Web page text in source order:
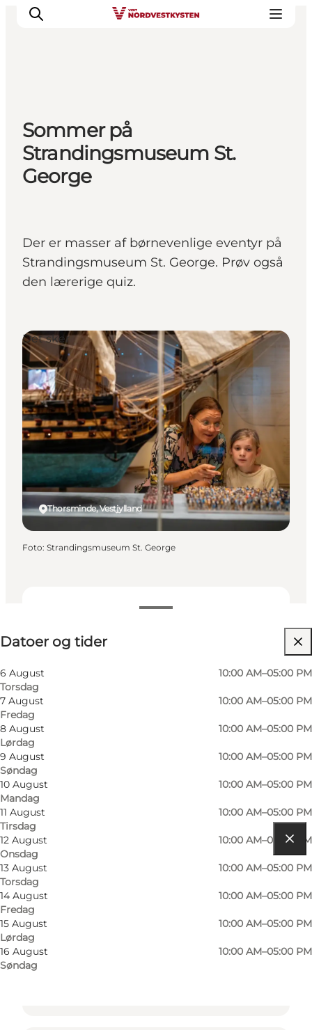
Feriesteder
Inspiration
Handicapvenlig ferie
Events
Sommer på
Strandingsmuseum St.
George
Der er masser af børnevenlige eventyr på
Strandingsmuseum St. George. Prøv også
den lærerige quiz.
Datoer og tider
6 August
Torsdag
10:00 AM–05:00 PM
7 August
Fredag
10:00 AM–05:00 PM
8 August
Lørdag
10:00 AM–05:00 PM
9 August
Søndag
10:00 AM–05:00 PM
10 August
Mandag
10:00 AM–05:00 PM
11 August
Tirsdag
10:00 AM–05:00 PM
12 August
Onsdag
10:00 AM–05:00 PM
13 August
Torsdag
10:00 AM–05:00 PM
14 August
Fredag
10:00 AM–05:00 PM
15 August
Lørdag
10:00 AM–05:00 PM
16 August
Søndag
10:00 AM–05:00 PM
Gratis
Thorsminde, Vestjylland
Det sker
Foto: Strandingsmuseum St. George